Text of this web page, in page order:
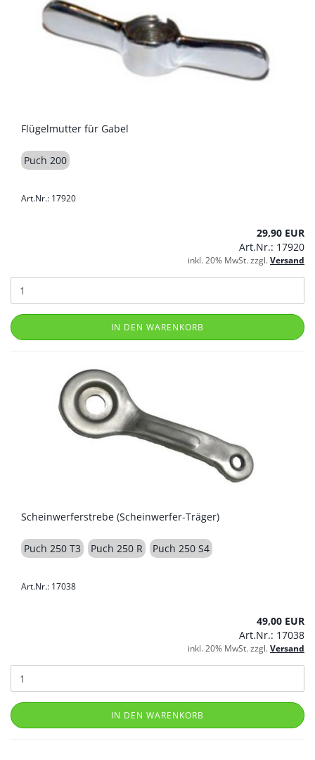
Flügelmutter für Gabel
Puch 200
Art.Nr.: 17920
29,90 EUR
Art.Nr.: 17920
inkl. 20% MwSt. zzgl.Versand
IN DEN WARENKORB
Scheinwerferstrebe (Scheinwerfer-Träger)
Puch 250 T3 Puch 250 R Puch 250 S4
Art.Nr.: 17038
49,00 EUR
Art.Nr.: 17038
inkl. 20% MwSt. zzgl.Versand
IN DEN WARENKORB